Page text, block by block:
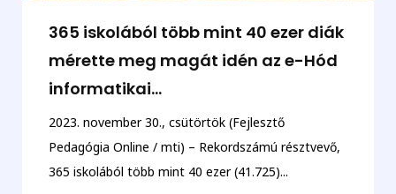
365 iskolából több mint 40 ezer diák
mérette meg magát idén az e-Hód
informatikai...
2023. november 30., csütörtök (Fejlesztő
Pedagógia Online / mti) – Rekordszámú résztvevő,
365 iskolából több mint 40 ezer (41.725)...